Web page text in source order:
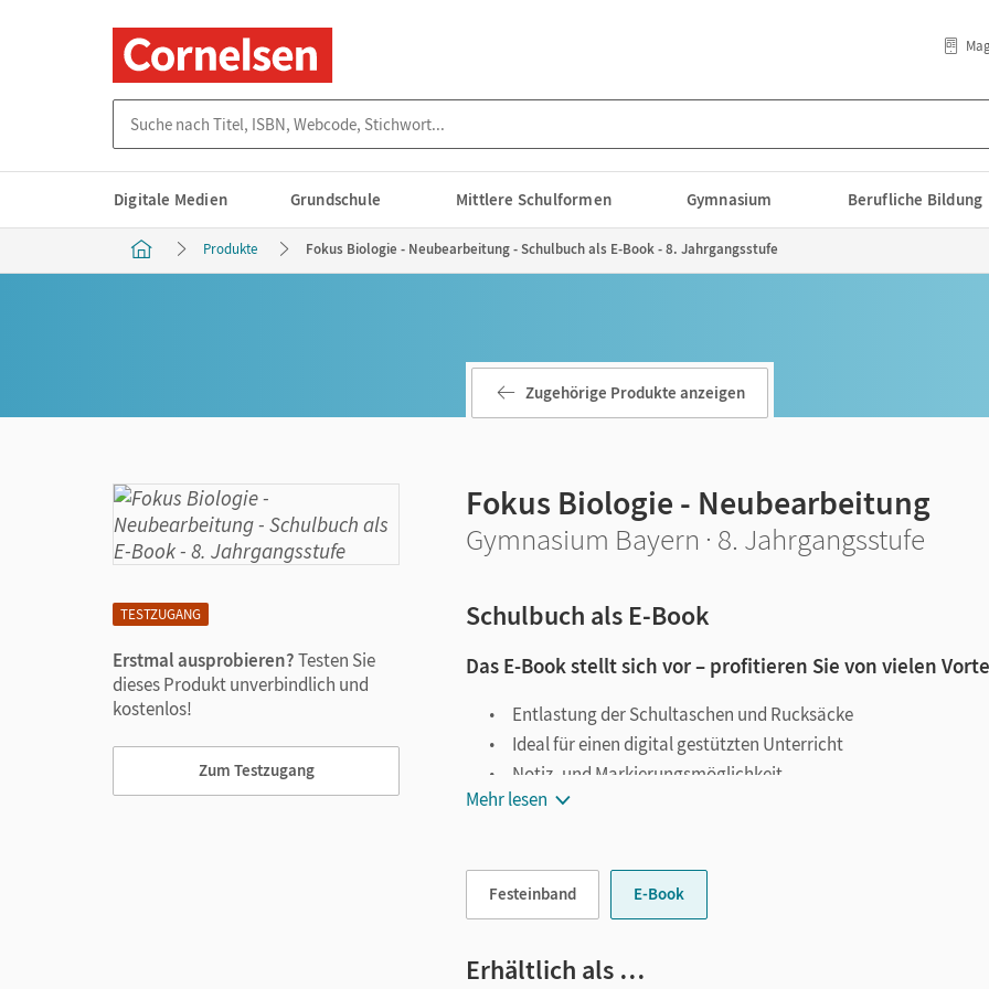
Digitale Medien Grundschule Mittlere Schulformen Gymnasium Berufliche Bildung
Produkte Fokus Biologie - Neubearbeitung - Schulbuch als E-Book - 8. Jahrgangsstufe
TESTZUGANG
Erstmal ausprobieren?Testen Sie
dieses Produkt unverbindlich und
kostenlos!
Zum Testzugang
Zugehörige Produkte anzeigen
Fokus Biologie - Neubearbeitung
Gymnasium Bayern · 8. Jahrgangsstufe
Schulbuch als E-Book
Das E-Book stellt sich vor – profitieren Sie von vielen
Entlastung der Schultaschen und Rucksäcke
Ideal für einen digital gestützten Unterricht
Notiz- und Markierungsmöglichkeit
Jederzeit unkompliziert verfügbar
Notizen erstellen
Text ergänzen
Mehr lesen
Festeinband E-Book
Erhältlich als …